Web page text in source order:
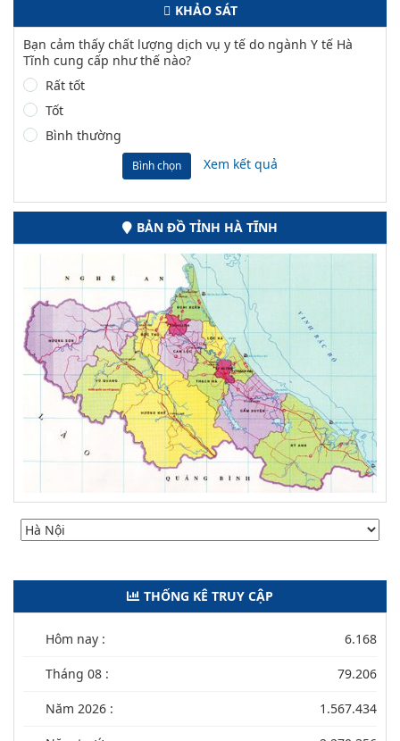
KHẢO SÁT
Bạn cảm thấy chất lượng dịch vụ y tế do ngành Y tế Hà
Tĩnh cung cấp như thế nào?
Rất tốt
Tốt
Bình thường
Bình chọn Xem kết quả
BẢN ĐỒ TỈNH HÀ TĨNH
THỐNG KÊ TRUY CẬP
Hôm nay : 6.168
Tháng 08 : 79.206
Năm 2026 : 1.567.434